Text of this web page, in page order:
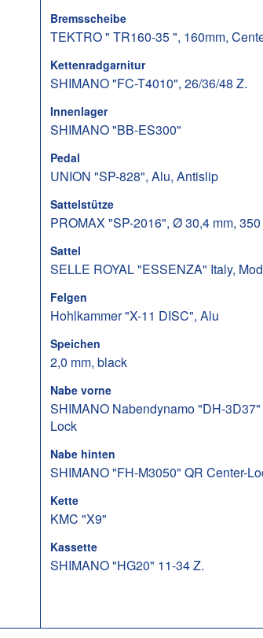
Bremsscheibe
TEKTRO " TR160-35 ", 160mm,
Kettenradgarnitur
SHIMANO "FC-T4010", 26/36/48 Z.
Innenlager
SHIMANO "BB-ES300"
Pedal
UNION "SP-828", Alu, Antislip
Sattelstütze
PROMAX "SP-2016", Ø 30,4 mm,
Sattel
SELLE ROYAL "ESSENZA" Italy,
Felgen
Hohlkammer "X-11 DISC", Alu
Speichen
2,0 mm, black
Nabe vorne
SHIMANO Nabendynamo "DH-
Lock
Nabe hinten
SHIMANO "FH-M3050" QR Center-
Kette
KMC "X9"
Kassette
SHIMANO "HG20" 11-34 Z.